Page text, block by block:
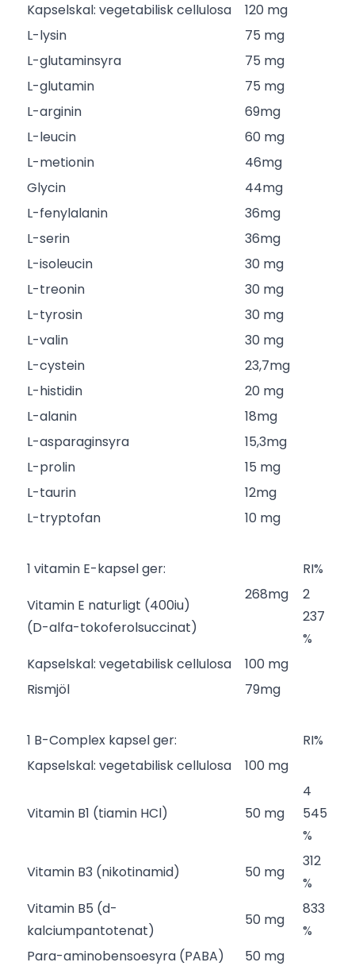
Kapselskal: vegetabilisk cellulosa
120 mg
L-lysin
75 mg
L-glutaminsyra
75 mg
L-glutamin
75 mg
L-arginin
69mg
L-leucin
60 mg
L-metionin
46mg
Glycin
44mg
L-fenylalanin
36mg
L-serin
36mg
L-isoleucin
30 mg
L-treonin
30 mg
L-tyrosin
30 mg
L-valin
30 mg
L-cystein
23,7mg
L-histidin
20 mg
L-alanin
18mg
L-asparaginsyra
15,3mg
L-prolin
15 mg
L-taurin
12mg
L-tryptofan
10 mg
1 vitamin E-kapsel ger:
RI%
Vitamin E naturligt (400iu)
(D-alfa-tokoferolsuccinat)
268mg
2
237
%
Kapselskal: vegetabilisk cellulosa
100 mg
Rismjöl
79mg
1 B-Complex kapsel ger:
RI%
Kapselskal: vegetabilisk cellulosa
100 mg
Vitamin B1 (tiamin HCl) 50 mg
4
545
%
Vitamin B3 (nikotinamid)
50 mg
312
%
Vitamin B5 (d-
kalciumpantotenat)
50 mg
833
%
Para-aminobensoesyra (PABA)
50 mg